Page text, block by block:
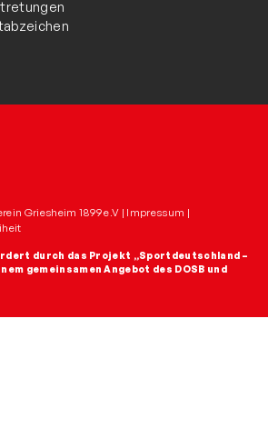
Griesheim 1899 e.V | Impressum |
durch das Projekt „Sportdeutschland –
gemeinsamen Angebot des DOSB und